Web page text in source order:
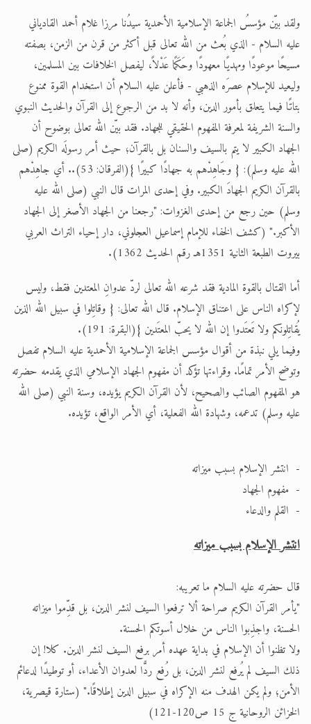
ولقد بيّن مؤسسُ الجماعة الإسلامية الأحمدية سيدُنا مرزا غلام أحمد القادياني
عليه السلام - الذي بُعث من الله تعالى قبل أكثر من قرن من الزمن، بصفته
مسيحًا موعودًا ومهديًا معهودًا وحَكَمًا عَدْلاً، ليفصل الخلافات بين المسلمين،
وليعيد للإسلام عصرَه الذهبي - فأعلن عليه السلام أن استخدام القوة ممنوع
بتاتًا فيما يتعلق بأمور الدين، وأنه لا بد من الرجوع إلى القرآن والحديث النبوي
والسنة الشريفة لمعرفة المفهوم الحقيقي للجهاد. فقد بيّن الله تعالى بوضوح أن
الجهاد الكبير لا يتم بالسيف والسنان بل بالقرآن؛ حيث أمر رسولَه الكريم (صلى
الله عليه وسلم): { وجَاهِدْهم به جهادًا كبيرًا }(الفرقان: 53).. أي جاهِدْهم
بالقرآن الكريم الجهادَ الكبير. وفي إحدى المرات قال النبي (صلى الله عليه
وسلم) حين رجع من إحدى الغزوات: "رجعنا من الجهاد الأصغر إلى الجهاد
الأكبر." (كشف الخفاء للإمام إسماعيل العجلوني، دار إحياء التراث العربي
بيروت الطبعة الثانية 1351هـ رقم الحديث 1362).
أما القتال بالقوة المادية فقد شرعه الله تعالى لردّ عدوانِ المعتدين فقط، وليس
لإكراه الناس على اعتناق الإسلام. قال الله تعالى: { وقاتِلوا في سبيل الله الذين
يُقاتِلونكم ولا تَعتَدوا إن الله لا يحبّ المعتَدين }(البقرة: 191).
وفيما يلي نبذة من أقوال مؤسس الجماعة الإسلامية الأحمدية عليه السلام تفصل
وتوضح الأمر تمامًا. وقراءتها تؤكد أن مفهوم الجهاد الإسلامي الذي يقدمه حضرته
هو المفهوم الصائب والصحيح، لأن القرآن الكريم يؤيده، وسنة النبي (صلى الله
عليه وسلم) تدعمه، وشهادة الله الفعلية، أي الأمر الواقع، تؤيده.
- انتشر الإسلام بسبب ميزاته
- مفهوم الجهاد
- القلم والدعاء
انتشر الإسلام بسبب ميزاته
قال حضرته عليه السلام ما تعريبه:
"يأمر القرآن الكريم صراحة ألا ترفعوا السيف لنشر الدين، بل قدِّموا ميزاته
الحسنة، واجذِبوا الناس من خلال أسوتكم الحسنة.
ولا تظنوا أن الإسلام في بداية عهده أمر برفع السيف لنشر الدين. كلا! إن
ذلك السيف لم يُرفع لنشر الدين، بل رُفع ردًّا لعدوان الأعداء، أو توطيدًا لدعائم
الأمن؛ ولم يكن الهدف منه الإكراه في سبيل الدين إطلاقًا." (ستارة قيصرية،
الخزائن الروحانية ج 15 ص120-121)